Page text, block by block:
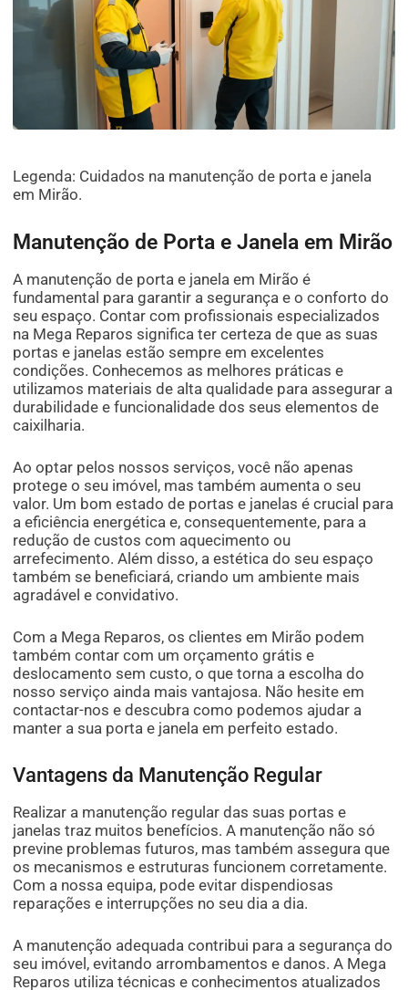
Legenda: Cuidados na manutenção de porta e janela
em Mirão.
Manutenção de Porta e Janela em Mirão
A manutenção de porta e janela em Mirão é
fundamental para garantir a segurança e o conforto do
seu espaço. Contar com profissionais especializados
na Mega Reparos significa ter certeza de que as suas
portas e janelas estão sempre em excelentes
condições. Conhecemos as melhores práticas e
utilizamos materiais de alta qualidade para assegurar a
durabilidade e funcionalidade dos seus elementos de
caixilharia.
Ao optar pelos nossos serviços, você não apenas
protege o seu imóvel, mas também aumenta o seu
valor. Um bom estado de portas e janelas é crucial para
a eficiência energética e, consequentemente, para a
redução de custos com aquecimento ou
arrefecimento. Além disso, a estética do seu espaço
também se beneficiará, criando um ambiente mais
agradável e convidativo.
Com a Mega Reparos, os clientes em Mirão podem
também contar com um orçamento grátis e
deslocamento sem custo, o que torna a escolha do
nosso serviço ainda mais vantajosa. Não hesite em
contactar-nos e descubra como podemos ajudar a
manter a sua porta e janela em perfeito estado.
Vantagens da Manutenção Regular
Realizar a manutenção regular das suas portas e
janelas traz muitos benefícios. A manutenção não só
previne problemas futuros, mas também assegura que
os mecanismos e estruturas funcionem corretamente.
Com a nossa equipa, pode evitar dispendiosas
reparações e interrupções no seu dia a dia.
A manutenção adequada contribui para a segurança do
seu imóvel, evitando arrombamentos e danos. A Mega
Reparos utiliza técnicas e conhecimentos atualizados